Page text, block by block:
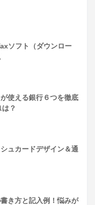
ソフト（ダウンロー
使える銀行６つを徹底
？
ュカードデザイン＆通
き方と記入例！悩みが